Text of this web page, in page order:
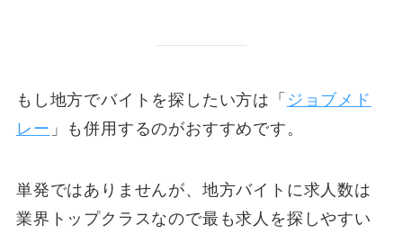
もし地方でバイトを探したい方は「 ジョブメド
レー 」も併用するのがおすすめです。
単発ではありませんが、地方バイトに求人数は
業界トップクラスなので最も求人を探しやすい